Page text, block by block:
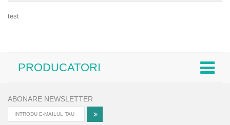
test
PRODUCATORI
ABONARE NEWSLETTER